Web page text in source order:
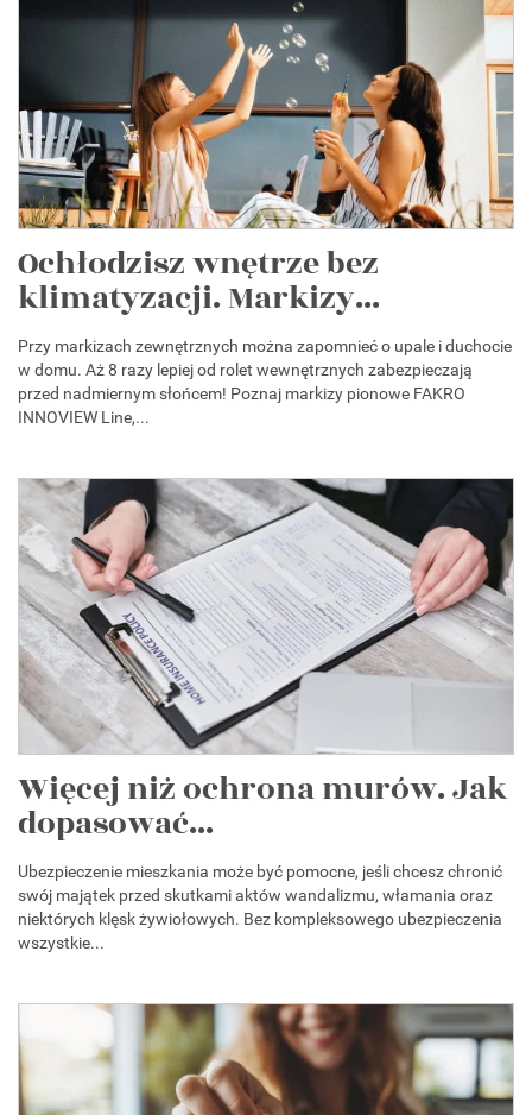
Ochłodzisz wnętrze bez
klimatyzacji. Markizy...
Przy markizach zewnętrznych można zapomnieć o upale i duchocie
w domu. Aż 8 razy lepiej od rolet wewnętrznych zabezpieczają
przed nadmiernym słońcem! Poznaj markizy pionowe FAKRO
INNOVIEW Line,...
Więcej niż ochrona murów. Jak
dopasować...
Ubezpieczenie mieszkania może być pomocne, jeśli chcesz chronić
swój majątek przed skutkami aktów wandalizmu, włamania oraz
niektórych klęsk żywiołowych. Bez kompleksowego ubezpieczenia
wszystkie...